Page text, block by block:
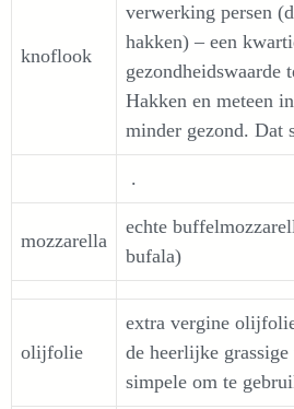
knoflook
verwerking persen
hakken) – een
gezondheidswaarde
Hakken en meteen
minder gezond. Dat
.
mozzarella
echte
bufala)
olijfolie
extra vergine
de heerlijke
simpele om te